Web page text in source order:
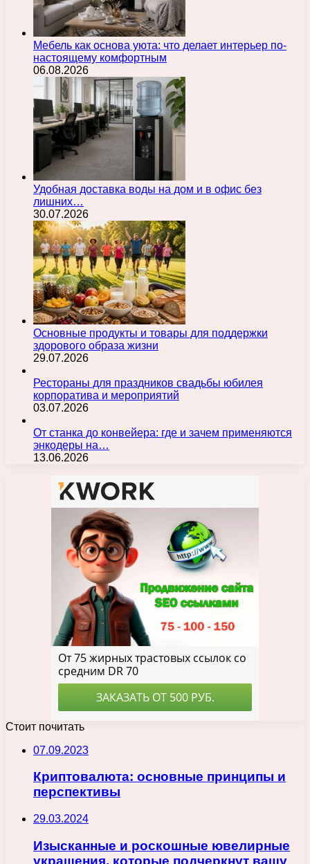
Мебель как основа уюта: что делает интерьер по-
настоящему комфортным
06.08.2026
Удобная доставка воды на дом и в офис без
лишних…
30.07.2026
Основные продукты и товары для поддержки
здорового образа жизни
29.07.2026
Рестораны для праздников свадьбы юбилея
корпоратива и мероприятий
03.07.2026
От станка до конвейера: где и зачем применяются
энкодеры на…
13.06.2026
Стоит почитать
07.09.2023
Криптовалюта: основные принципы и
перспективы
29.03.2024
Изысканные и роскошные ювелирные
украшения, которые подчеркнут вашу